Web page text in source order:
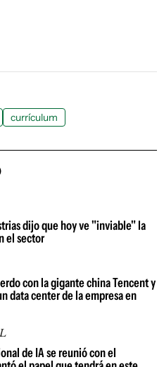
currículum
dijo que hoy ve "inviable" la
el sector
con la gigante china Tencent y
data center de la empresa en
de IA se reunió con el